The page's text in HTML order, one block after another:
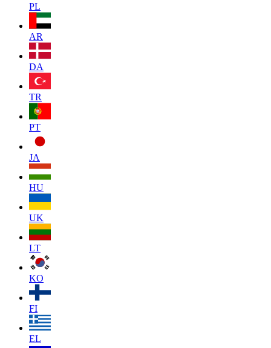
PL
AR
DA
TR
PT
JA
HU
UK
LT
KO
FI
EL